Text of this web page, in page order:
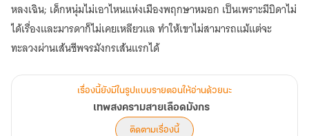
หลงเฉิน; เด็กหนุ่มไม่เอาไหนแห่งเมืองพฤกษาหมอก เป็นเพราะมีบิดาไม่
ได้เรื่องและมารดาก็ไม่เคยเหลียวแล ทำให้เขาไม่สามารถแม้แต่จะ
ทะลวงผ่านเส้นชีพจรมังกรเส้นแรกได้
เรื่องนี้ยังมีในรูปแบบรายตอนให้อ่านด้วยนะ
เทพสงครามสายเลือดมังกร
ติดตามเรื่องนี้